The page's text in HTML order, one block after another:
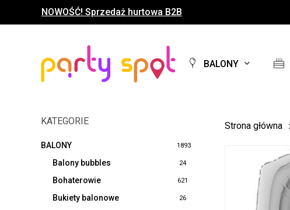
NOWOŚĆ! Sprzedaż hurtowa B2B
BALONY
KATEGORIE
BALONY 1893
Balony bubbles 24
Bohaterowie 621
Bukiety balonowe 26
Strona główna